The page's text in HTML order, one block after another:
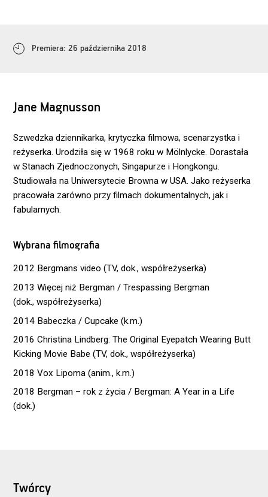
Premiera: 26 października 2018
Jane Magnusson
Szwedzka dziennikarka, krytyczka filmowa, scenarzystka i
reżyserka. Urodziła się w 1968 roku w Mölnlycke. Dorastała
w Stanach Zjednoczonych, Singapurze i Hongkongu.
Studiowała na Uniwersytecie Browna w USA. Jako reżyserka
pracowała zarówno przy filmach dokumentalnych, jak i
fabularnych.
Wybrana filmografia
2012 Bergmans video (TV, dok., współreżyserka)
2013 Więcej niż Bergman / Trespassing Bergman
(dok., współreżyserka)
2014 Babeczka / Cupcake (k.m.)
2016 Christina Lindberg: The Original Eyepatch Wearing Butt
Kicking Movie Babe (TV, dok., współreżyserka)
2018 Vox Lipoma (anim., k.m.)
2018 Bergman – rok z życia / Bergman: A Year in a Life
(dok.)
Twórcy